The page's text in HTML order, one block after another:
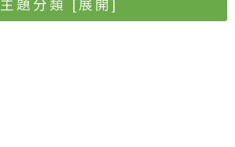
主題分類 [展開]